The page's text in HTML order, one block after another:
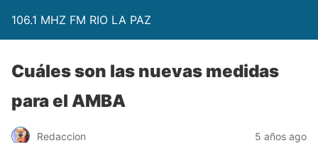
106.1 MHZ FM RIO LA PAZ
Cuáles son las nuevas medidas
para el AMBA
Redaccion 5 años ago